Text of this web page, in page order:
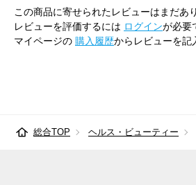
この商品に寄せられたレビューはまだあ
レビューを評価するには ログインが必要
マイページの 購入履歴からレビューを記
総合TOP ヘルス・ビューティー